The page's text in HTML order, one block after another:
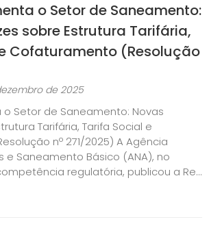
o Setor de Saneamento:
sobre Estrutura Tarifária,
Cofaturamento (Resolução
de 2025
o Setor de Saneamento: Novas
Tarifária, Tarifa Social e
nº 271/2025) A Agência
e Saneamento Básico (ANA), no
regulatória, publicou a Re...